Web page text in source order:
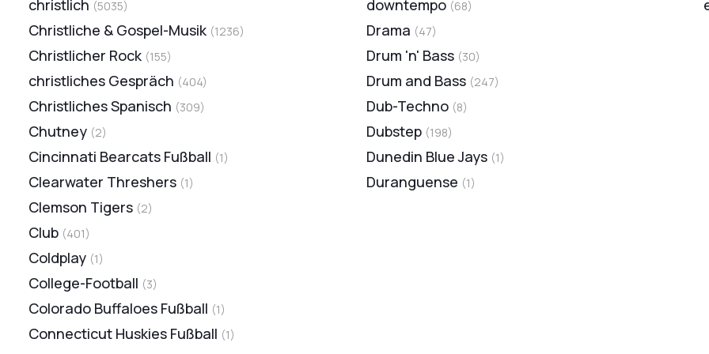
christlich (5035)
Christliche & Gospel-Musik (1236)
Christlicher Rock (155)
christliches Gespräch (404)
Christliches Spanisch (309)
Chutney (2)
Cincinnati Bearcats Fußball (1)
Clearwater Threshers (1)
Clemson Tigers (2)
Club (401)
Coldplay (1)
College-Football (3)
Colorado Buffaloes Fußball (1)
Connecticut Huskies Fußball (1)
downtempo (68)
Drama (47)
Drum 'n' Bass (30)
Drum and Bass (247)
Dub-Techno (8)
Dubstep (198)
Dunedin Blue Jays (1)
Duranguense (1)